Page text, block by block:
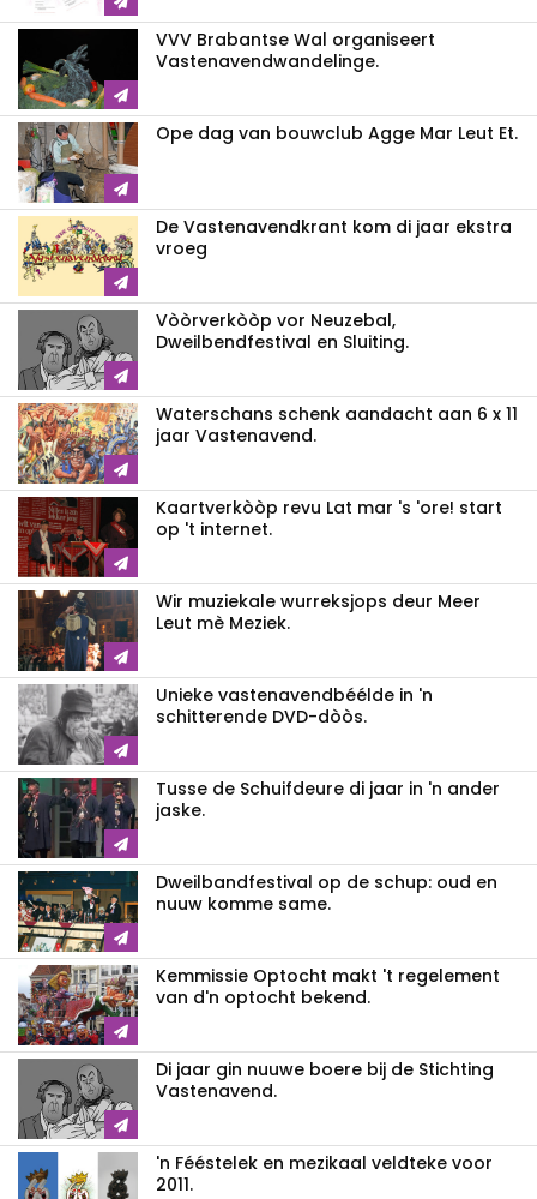
VVV Brabantse Wal organiseert
Vastenavendwandelinge.
Ope dag van bouwclub Agge Mar Leut Et.
De Vastenavendkrant kom di jaar ekstra
vroeg
Vòòrverkòòp vor Neuzebal,
Dweilbendfestival en Sluiting.
Waterschans schenk aandacht aan 6 x 11
jaar Vastenavend.
Kaartverkòòp revu Lat mar 's 'ore! start
op 't internet.
Wir muziekale wurreksjops deur Meer
Leut mè Meziek.
Unieke vastenavendbéélde in 'n
schitterende DVD-dòòs.
Tusse de Schuifdeure di jaar in 'n ander
jaske.
Dweilbandfestival op de schup: oud en
nuuw komme same.
Kemmissie Optocht makt 't regelement
van d'n optocht bekend.
Di jaar gin nuuwe boere bij de Stichting
Vastenavend.
'n Fééstelek en mezikaal veldteke voor
2011.